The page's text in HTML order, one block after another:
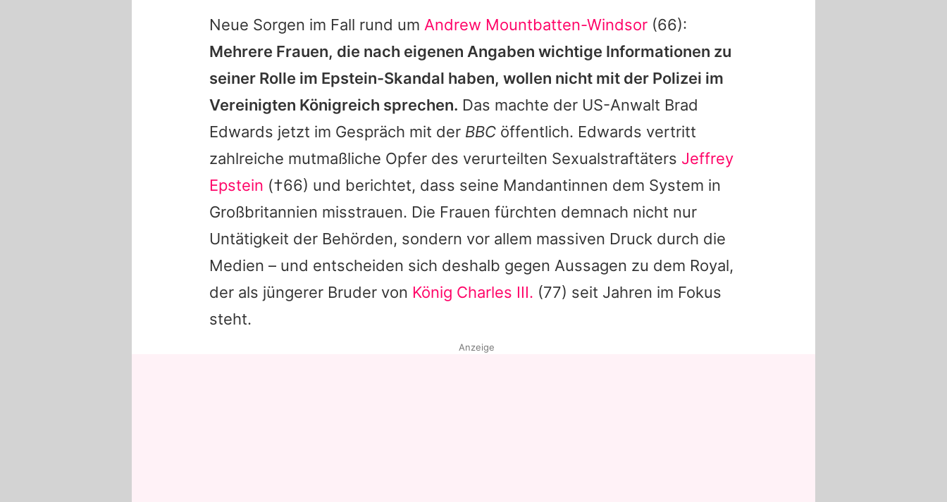
App runterladen
Team
Redaktionelle Richtlinien
Impressum
Datenschutzerklärung
Nutzungsbedingungen
Utiq verwalten
Neue Sorgen im Fall rund um Andrew Mountbatten-Windsor (66):
Mehrere Frauen, die nach eigenen Angaben wichtige Informationen zu
seiner Rolle im Epstein-Skandal haben, wollen nicht mit der Polizei im
Vereinigten Königreich sprechen. Das machte der US-Anwalt Brad
Edwards jetzt im Gespräch mit der BBC öffentlich. Edwards vertritt
zahlreiche mutmaßliche Opfer des verurteilten Sexualstraftäters Jeffrey
Epstein (†66) und berichtet, dass seine Mandantinnen dem System in
Großbritannien misstrauen. Die Frauen fürchten demnach nicht nur
Untätigkeit der Behörden, sondern vor allem massiven Druck durch die
Medien – und entscheiden sich deshalb gegen Aussagen zu dem Royal,
der als jüngerer Bruder von König Charles III. (77) seit Jahren im Fokus
steht.
Anzeige